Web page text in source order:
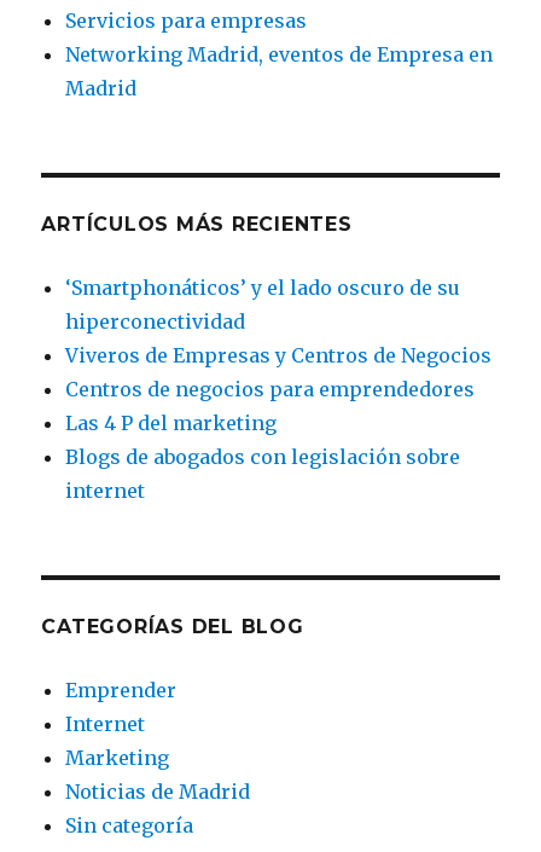
Servicios para empresas
Networking Madrid, eventos de Empresa en
Madrid
ARTÍCULOS MÁS RECIENTES
‘Smartphonáticos’ y el lado oscuro de su
hiperconectividad
Viveros de Empresas y Centros de Negocios
Centros de negocios para emprendedores
Las 4 P del marketing
Blogs de abogados con legislación sobre
internet
CATEGORÍAS DEL BLOG
Emprender
Internet
Marketing
Noticias de Madrid
Sin categoría